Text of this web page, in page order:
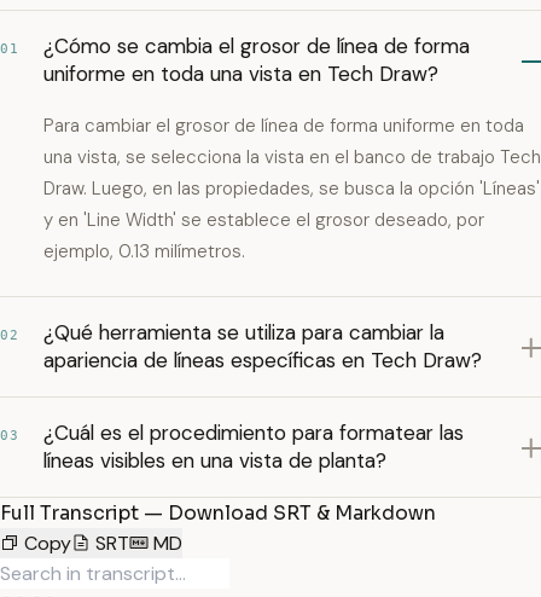
01
¿Cómo se cambia el grosor de línea de forma
uniforme en toda una vista en Tech Draw?
Para cambiar el grosor de línea de forma uniforme en toda
una vista, se selecciona la vista en el banco de trabajo Tech
Draw. Luego, en las propiedades, se busca la opción 'Líneas'
y en 'Line Width' se establece el grosor deseado, por
ejemplo, 0.13 milímetros.
02
¿Qué herramienta se utiliza para cambiar la
apariencia de líneas específicas en Tech Draw?
03
¿Cuál es el procedimiento para formatear las
líneas visibles en una vista de planta?
Full Transcript — Download SRT & Markdown
Copy
SRT MD